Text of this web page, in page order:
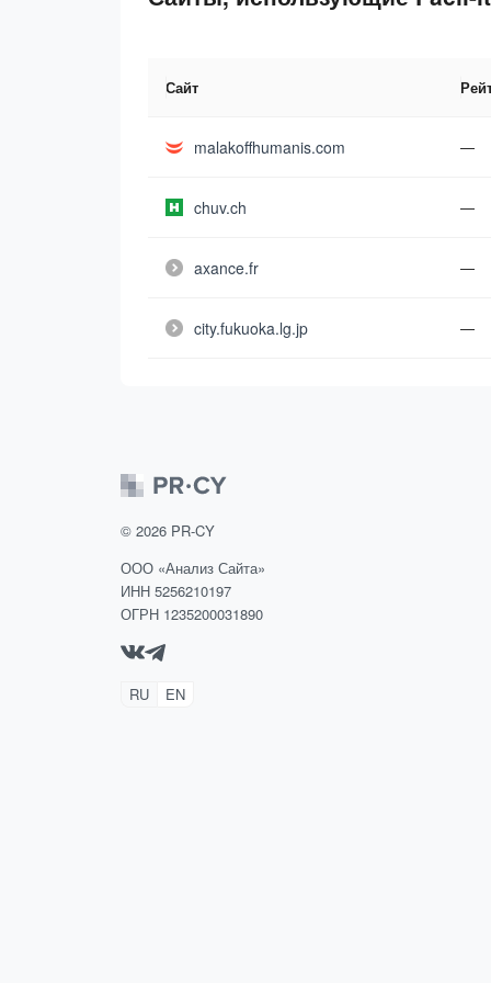
Сайт
malakoffhumanis.com —
chuv.ch —
axance.fr —
city.fukuoka.lg.jp —
© 2026 PR-CY
ООО «Анализ Сайта»
ИНН 5256210197
ОГРН 1235200031890
RU EN